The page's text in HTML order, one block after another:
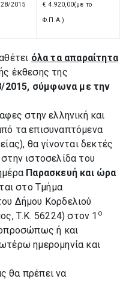
28/2015
€ 4.920,00(με το
Φ.Π.Α.)
όλα τα απαραίτητα
έκθεσης της
2015, σύμφωνα με την
στην ελληνική και
τα επισυναπτόμενα
θα γίνονται δεκτές
ιστοσελίδα του
Παρασκευή και ώρα
στο Τμήμα
Δήμου Κορδελιού
Τ.Κ. 56224) στον 1 ο
ή και
ημερομηνία και
θα πρέπει να